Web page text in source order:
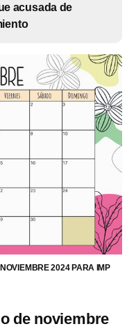
acusada de
2024 PARA IMP
de noviembre